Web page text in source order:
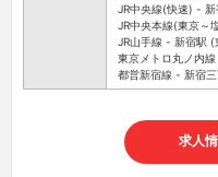
JR中央線(快速) -
JR中央本線(東京～
JR山手線 - 新宿駅
東京メトロ丸ノ内
都営新宿線 - 新宿
求人